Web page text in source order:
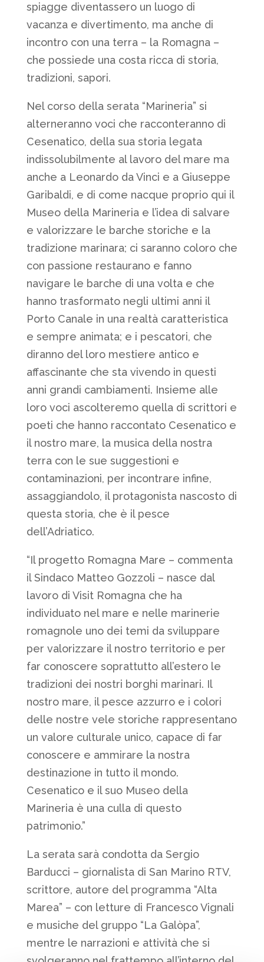
spiagge diventassero un luogo di
vacanza e divertimento, ma anche di
incontro con una terra – la Romagna –
che possiede una costa ricca di storia,
tradizioni, sapori.
Nel corso della serata “Marineria” si
alterneranno voci che racconteranno di
Cesenatico, della sua storia legata
indissolubilmente al lavoro del mare ma
anche a Leonardo da Vinci e a Giuseppe
Garibaldi, e di come nacque proprio qui il
Museo della Marineria e l’idea di salvare
e valorizzare le barche storiche e la
tradizione marinara; ci saranno coloro che
con passione restaurano e fanno
navigare le barche di una volta e che
hanno trasformato negli ultimi anni il
Porto Canale in una realtà caratteristica
e sempre animata; e i pescatori, che
diranno del loro mestiere antico e
affascinante che sta vivendo in questi
anni grandi cambiamenti. Insieme alle
loro voci ascolteremo quella di scrittori e
poeti che hanno raccontato Cesenatico e
il nostro mare, la musica della nostra
terra con le sue suggestioni e
contaminazioni, per incontrare infine,
assaggiandolo, il protagonista nascosto di
questa storia, che è il pesce
dell’Adriatico.
“Il progetto Romagna Mare – commenta
il Sindaco Matteo Gozzoli – nasce dal
lavoro di Visit Romagna che ha
individuato nel mare e nelle marinerie
romagnole uno dei temi da sviluppare
per valorizzare il nostro territorio e per
far conoscere soprattutto all’estero le
tradizioni dei nostri borghi marinari. Il
nostro mare, il pesce azzurro e i colori
delle nostre vele storiche rappresentano
un valore culturale unico, capace di far
conoscere e ammirare la nostra
destinazione in tutto il mondo.
Cesenatico e il suo Museo della
Marineria è una culla di questo
patrimonio.”
La serata sarà condotta da Sergio
Barducci – giornalista di San Marino RTV,
scrittore, autore del programma “Alta
Marea” – con letture di Francesco Vignali
e musiche del gruppo “La Galòpa”,
mentre le narrazioni e attività che si